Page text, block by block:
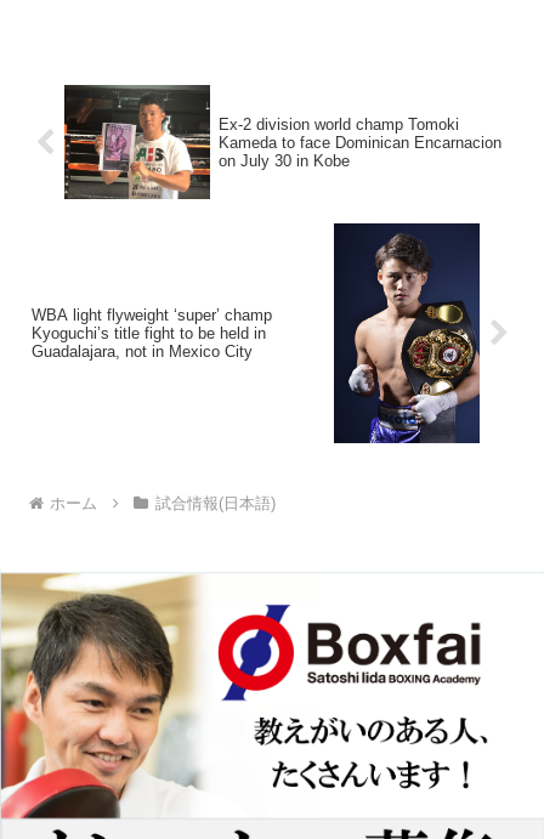
Ex-2 division world champ Tomoki
Kameda to face Dominican Encarnacion
on July 30 in Kobe
WBA light flyweight ‘super’ champ
Kyoguchi’s title fight to be held in
Guadalajara, not in Mexico City
ホーム 試合情報(日本語)